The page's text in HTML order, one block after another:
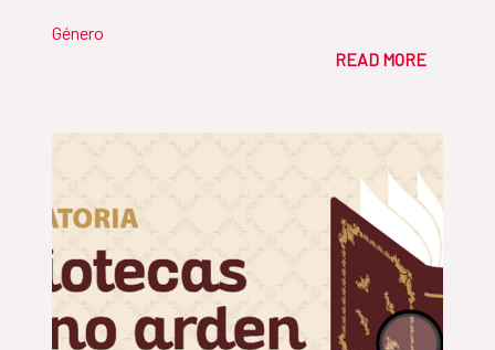
Género
READ MORE